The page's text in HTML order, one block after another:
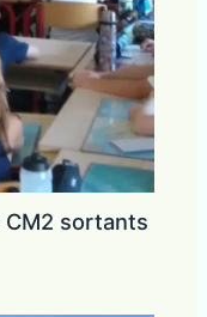
CM2 sortants